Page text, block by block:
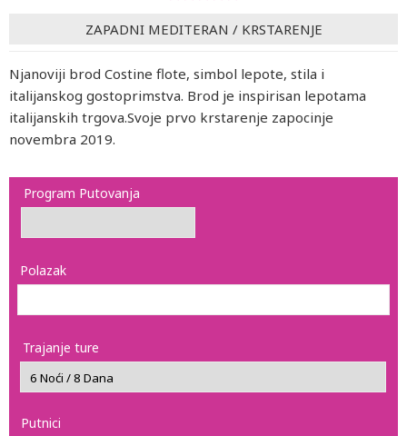
ZAPADNI MEDITERAN / KRSTARENJE
Njanoviji brod Costine flote, simbol lepote, stila i
italijanskog gostoprimstva. Brod je inspirisan lepotama
italijanskih trgova.Svoje prvo krstarenje zapocinje
novembra 2019.
Program Putovanja
Polazak
Trajanje ture
Putnici